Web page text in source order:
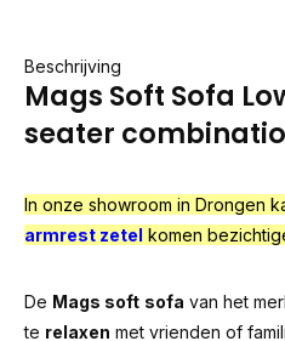
Beschrijving
Mags Soft Sofa
seater
In onze showroom in Drongen
armrest zetel komen
De Mags soft sofa van het
te relaxen met vrienden of